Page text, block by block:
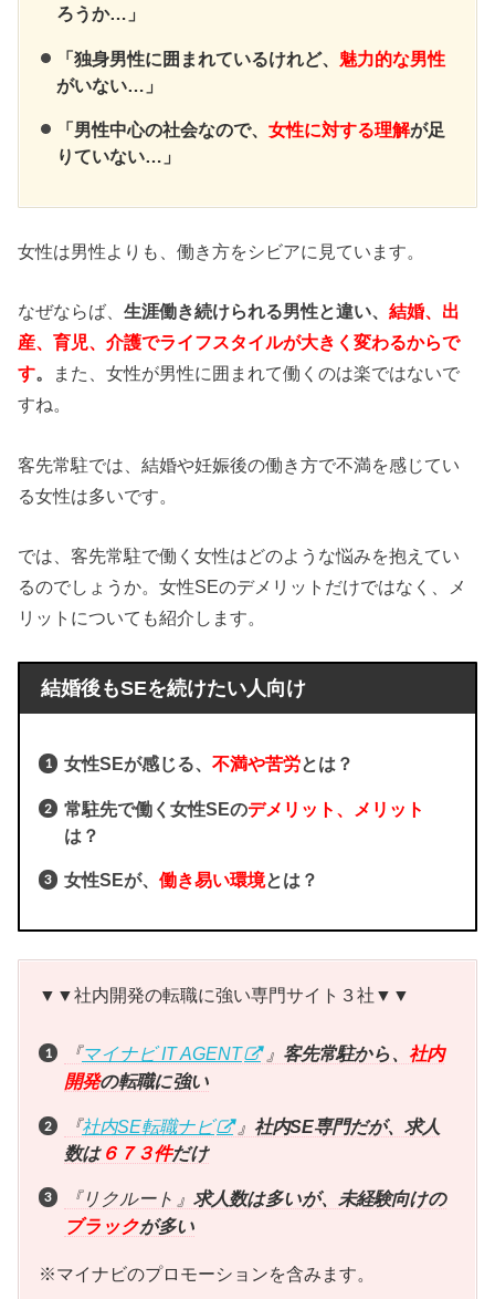
ろうか…」
「独身男性に囲まれているけれど、 魅力的な男性
がいない…」
「男性中心の社会なので、女性に対する理解が足
りていない…」
女性は男性よりも、働き方をシビアに見ています。
なぜならば、生涯働き続けられる男性と違い、結婚、出
産、育児、介護でライフスタイルが大きく変わるからで
す。
また、女性が男性に囲まれて働くのは楽ではないで
すね。
客先常駐では、結婚や妊娠後の働き方で不満を感じてい
る女性は多いです。
では、客先常駐で働く女性はどのような悩みを抱えてい
るのでしょうか。女性SEのデメリットだけではなく、メ
リットについても紹介します。
結婚後もSEを続けたい人向け
女性SEが感じる、 不満や苦労とは？
常駐先で働く女性SEのデメリット、メリット
は？
女性SEが、 働き易い環境とは？
▼▼社内開発の転職に強い専門サイト３社▼▼
『マイナビ IT AGENT 』 客先常駐から、 社内
開発の転職に強い
『社内SE転職ナビ 』 社内SE専門だが、求人
数は６７３件だけ
『リクルート 』 求人数は多いが、未経験向けの
ブラックが多い
※マイナビのプロモーションを含みます。